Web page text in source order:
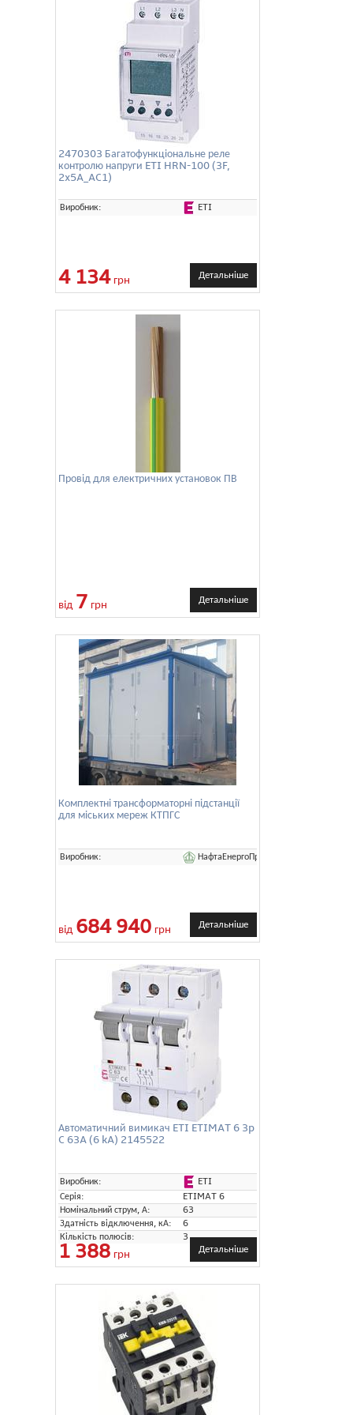
2470303 Багатофункціональне реле
контролю напруги ETI HRN-100 (3F,
2x5A_AC1)
Виробник: ETI
4 134грн Детальніше
Провід для електричних установок ПВ
від 7 грн Детальніше
Комплектні трансформаторні підстанції
для міських мереж КТПГС
Виробник: НафтаЕнергоПром
від 684 940 грн Детальніше
Автоматичний вимикач ETI ETIMAT 6 3p
C 63A (6 kA) 2145522
Виробник:
ETI
Серія:
ETIMAT 6
Номінальний струм, А:
63
Здатність відключення, кА:
6
Кількість полюсів:
3
1 388 грн Детальніше